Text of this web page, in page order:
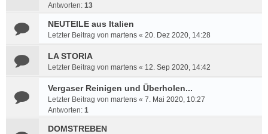
Antworten: 13
NEUTEILE aus Italien
Letzter Beitrag von martens « 20. Dez 2020, 14:28
LA STORIA
Letzter Beitrag von martens « 12. Sep 2020, 14:42
Vergaser Reinigen und Überholen...
Letzter Beitrag von martens « 7. Mai 2020, 10:27
Antworten: 1
DOMSTREBEN